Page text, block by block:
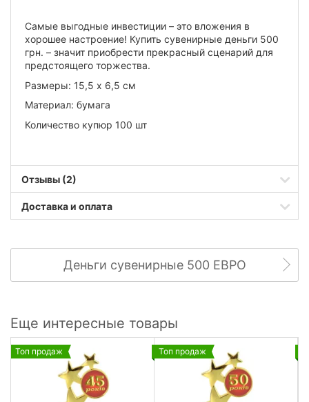
Самые выгодные инвестиции – это вложения в
хорошее настроение! Купить сувенирные деньги 500
грн. – значит приобрести прекрасный сценарий для
предстоящего торжества.
Размеры: 15,5 х 6,5 см
Материал: бумага
Количество купюр 100 шт
Отзывы (2)
Доставка и оплата
Деньги сувенирные 500 ЕВРО
Еще интересные товары
Топ продаж Топ продаж